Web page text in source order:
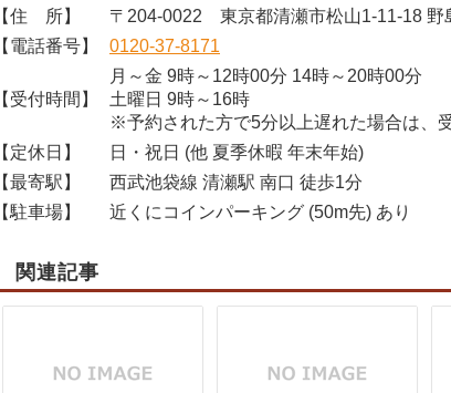
【住 所】
〒204-0022 東京都清瀬市松山1-11-18 野
【電話番号】
0120-37-8171
【受付時間】
月～金 9時～12時00分 14時～20時00分
土曜日 9時～16時
※予約された方で5分以上遅れた場合は、
【定休日】
日・祝日 (他 夏季休暇 年末年始)
【最寄駅】
西武池袋線 清瀬駅 南口 徒歩1分
【駐車場】
近くにコインパーキング (50m先) あり
関連記事